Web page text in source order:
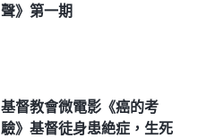
聲》第一期
基督教會微電影《癌的考
驗》基督徒身患絶症，生死